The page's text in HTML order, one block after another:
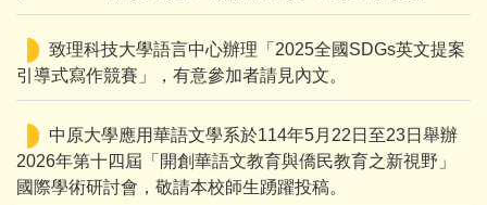
致理科技大學語言中心辦理「2025全國SDGs英文提案
引導式寫作競賽」，有意參加者請見內文。
中原大學應用華語文學系於114年5月22日至23日舉辦
2026年第十四屆「開創華語文教育與僑民教育之新視野」
國際學術研討會，敬請本校師生踴躍投稿。